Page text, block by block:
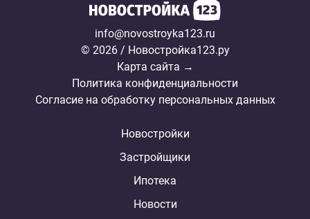
info@novostroyka123.ru
© 2026 / Новостройка123.ру
Карта сайта →
Политика конфиденциальности
Согласие на обработку персональных данных
Новостройки
Застройщики
Ипотека
Новости